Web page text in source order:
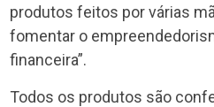
produtos feitos por várias
fomentar o
financeira”.
Todos os produtos são